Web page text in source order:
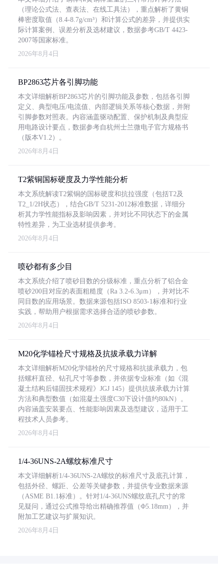
（理论公式法、查表法、在线工具法），重点解析了黄铜
棒密度取值（8.4-8.7g/cm³）和计算公式的差异，并提供实
际计算案例、误差分析及选材建议，数据参考GB/T 4423-
2007等国家标准。
2026年8月4日
BP2863芯片各引脚功能
本文详细解析BP2863芯片的引脚功能及参数，包括各引脚
定义、典型电压/电流值、内部逻辑关系等核心数据，并附
引脚参数对照表。内容涵盖驱动配置、保护机制及典型应
用电路设计要点，数据参考自杭州士兰微电子官方规格书
（版本V1.2）。
2026年8月4日
T2紫铜国标硬度及力学性能分析
本文系统解读T2紫铜的国标硬度和抗拉强度（包括T2及
T2_1/2H状态），结合GB/T 5231-2012标准数据，详细分
析其力学性能指标及影响因素，并对比不同状态下的金属
特性差异，为工业选材提供参考。
2026年8月4日
喷砂都有多少目
本文系统介绍了喷砂目数的分级标准，重点分析了铝合金
喷砂200目对应的表面粗糙度（Ra 3.2-6.3μm），并对比不
同目数的应用场景。数据来源包括ISO 8503-1标准和行业
实践，帮助用户根据需求选择合适的喷砂参数。
2026年8月4日
M20化学锚栓尺寸规格及抗拔承载力详解
本文详细解析M20化学锚栓的尺寸规格和抗拔承载力，包
括螺杆直径、钻孔尺寸等参数，并依据专业标准（如《混
凝土结构后锚固技术规程》JGJ 145）提供抗拔承载力计算
方法和典型数值（如混凝土强度C30下设计值约80kN）。
内容涵盖安装要点、性能影响因素及选型建议，适用于工
程技术人员参考。
2026年8月4日
1/4-36UNS-2A螺纹标准尺寸
本文详细解析1/4-36UNS-2A螺纹的标准尺寸及底孔计算，
包括外径、螺距、公差等关键参数，并提供专业数据来源
（ASME B1.1标准）。针对1/4-36UNS螺纹底孔尺寸的常
见疑问，通过公式推导给出精确推荐值（Φ5.18mm），并
附加工艺建议与扩展知识。
2026年8月4日